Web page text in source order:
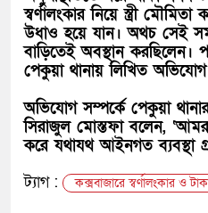
স্বর্ণালংকার নিয়ে স্ত্রী
উধাও হয়ে যান। অথচ সেই
বাড়িতেই অবস্থান করছিলেন।
পেকুয়া থানায় লিখিত
অভিযোগ সম্পর্কে পেকুয়া
সিরাজুল মোস্তফা বলেন,
করে যথাযথ আইনগত ব্যবস্থা
ট্যাগ :
কক্সবাজারে স্বর্ণালংকার ও